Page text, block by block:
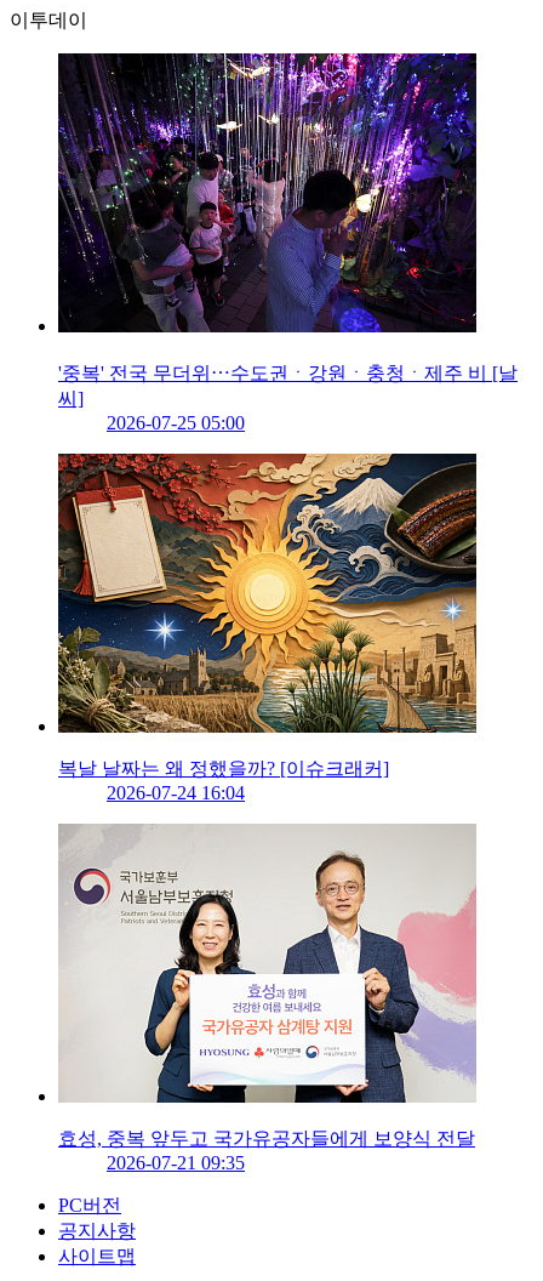
이투데이
'중복' 전국 무더위⋯수도권ㆍ강원ㆍ충청ㆍ제주 비 [날
씨]
2026-07-25 05:00
복날 날짜는 왜 정했을까? [이슈크래커]
2026-07-24 16:04
효성, 중복 앞두고 국가유공자들에게 보양식 전달
2026-07-21 09:35
PC버전
공지사항
사이트맵